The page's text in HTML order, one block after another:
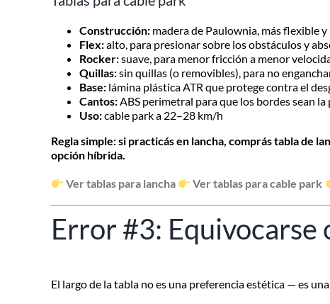
Construcción: madera de Paulownia, más flexible
Flex:alto, para presionar sobre los obstáculos y
Rocker:suave, para menor fricción a menor
Quillas:sin quillas (o removibles), para no
Base: lámina plástica ATR que protege contra el
Cantos:ABS perimetral para que los bordes sean
Uso:cable park a 22–28 km/h
Regla simple: si practicás en lancha, comprás tabla de
opción híbrida.
Ver tablas para lancha Ver tablas para cable park
Error #3: Equivocarse
El largo de la tabla no es una preferencia estética — es